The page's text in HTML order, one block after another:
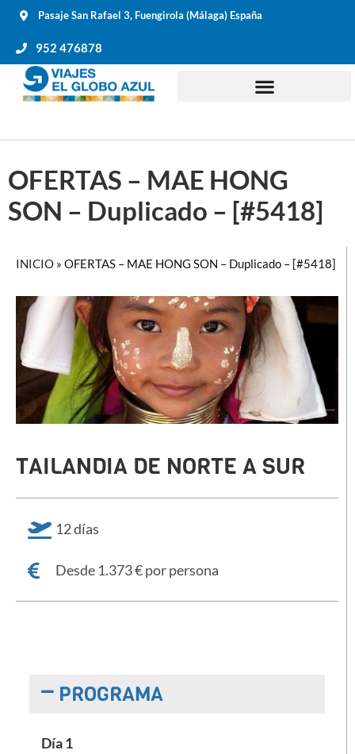
Pasaje San Rafael 3, Fuengirola (Málaga) España
952 476878
OFERTAS – MAE HONG
SON – Duplicado – [#5418]
INICIO » OFERTAS – MAE HONG SON – Duplicado – [#5418]
TAILANDIA DE NORTE A SUR
12 días
Desde 1.373 € por persona
PROGRAMA
Día 1